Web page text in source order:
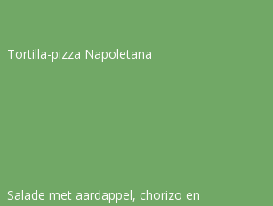
Tortilla-pizza Napoletana
Salade met aardappel, chorizo en